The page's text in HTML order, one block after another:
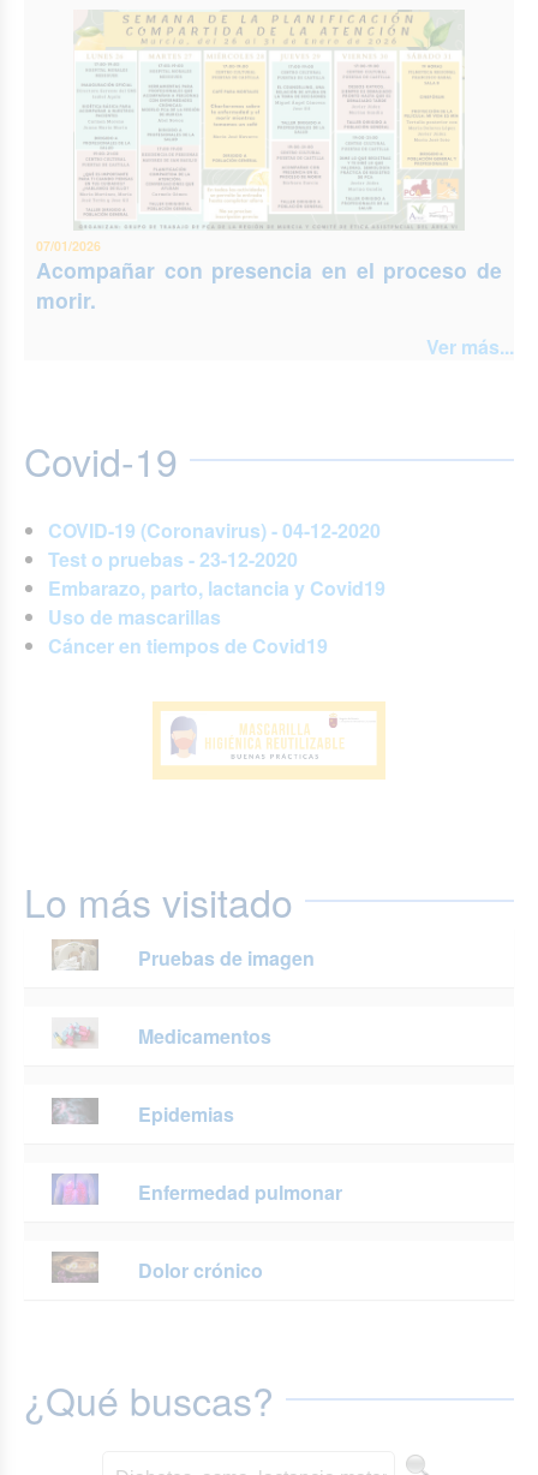
07/01/2026
Acompañar con presencia en el proceso de
morir.
Ver más...
Covid-19
COVID-19 (Coronavirus) - 04-12-2020
Test o pruebas - 23-12-2020
Embarazo, parto, lactancia y Covid19
Uso de mascarillas
Cáncer en tiempos de Covid19
Lo más visitado
Pruebas de imagen
Medicamentos
Epidemias
Enfermedad pulmonar
Dolor crónico
¿Qué buscas?